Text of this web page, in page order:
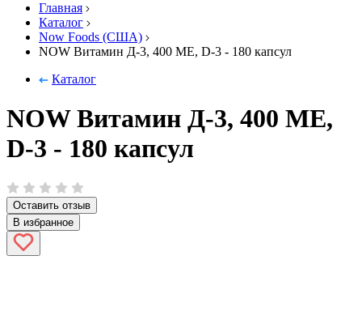
Главная
Каталог
Now Foods (США)
NOW Витамин Д-3, 400 МЕ, D-3 - 180 капcул
Каталог
NOW Витамин Д-3, 400 МЕ,
D-3 - 180 капcул
Оставить отзыв
В избранное